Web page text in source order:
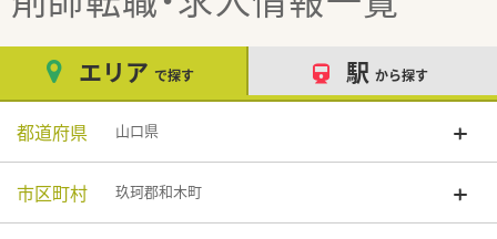
エリア で探す 駅 から探す
都道府県 山口県
市区町村 玖珂郡和木町